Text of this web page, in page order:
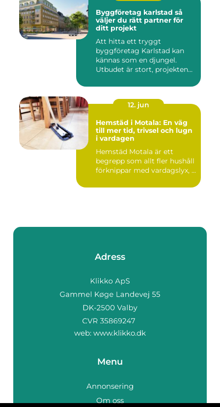
Byggföretag karlstad så
väljer du rätt partner för
ditt projekt
Att hitta ett tryggt
byggföretag Karlstad kan
kännas som en djungel.
Utbudet är stort, projekten
12. jun
Hemstäd i Motala: En väg
till mer tid, trivsel och lugn
i vardagen
Hemstäd Motala är ett
begrepp som allt fler hushåll
förknippar med vardagslyx, ...
Adress
web: www.klikko.dk
Menu
Annonsering
Om oss